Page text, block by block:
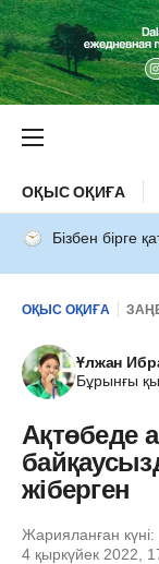
ОҚЫС ОҚИҒА
Бізбен бірге
ОҚЫС ОҚИҒА
Ұлжан
Бұрынғы
Ақтөбеде
жіберген
Жарияланған күні:
4 қыркүйек 2022,